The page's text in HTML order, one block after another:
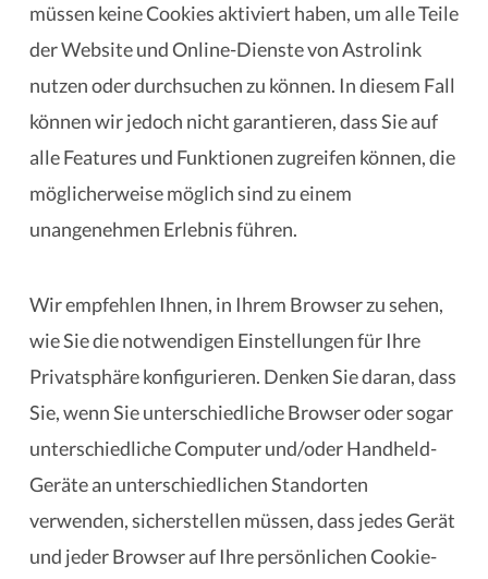
müssen keine Cookies aktiviert haben, um alle Teile
der Website und Online-Dienste von Astrolink
nutzen oder durchsuchen zu können. In diesem Fall
können wir jedoch nicht garantieren, dass Sie auf
alle Features und Funktionen zugreifen können, die
möglicherweise möglich sind zu einem
unangenehmen Erlebnis führen.
Wir empfehlen Ihnen, in Ihrem Browser zu sehen,
wie Sie die notwendigen Einstellungen für Ihre
Privatsphäre konfigurieren. Denken Sie daran, dass
Sie, wenn Sie unterschiedliche Browser oder sogar
unterschiedliche Computer und/oder Handheld-
Geräte an unterschiedlichen Standorten
verwenden, sicherstellen müssen, dass jedes Gerät
und jeder Browser auf Ihre persönlichen Cookie-